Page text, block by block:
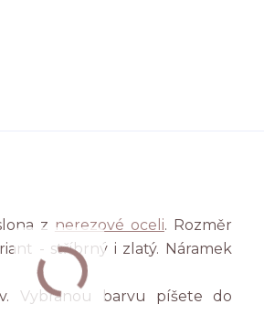
z nerezové oceli. Rozměr
- stříbrný i zlatý. Náramek
Vybranou barvu píšete do